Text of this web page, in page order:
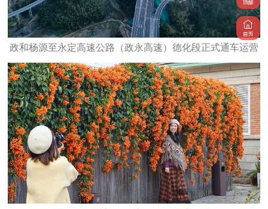
政和杨源至永定高速公路（政永高速）德化段正式通车运营